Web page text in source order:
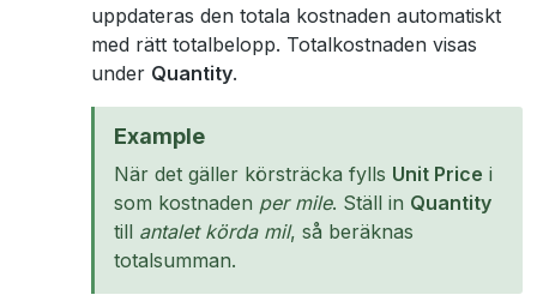
uppdateras den totala kostnaden automatiskt
med rätt totalbelopp. Totalkostnaden visas
under Quantity.
Example
När det gäller körsträcka fylls Unit Price i
som kostnaden per mile. Ställ in Quantity
till antalet körda mil, så beräknas
totalsumman.